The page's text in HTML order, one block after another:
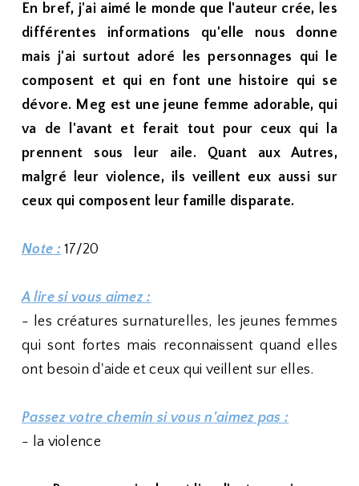
En bref, j'ai aimé le monde que l'auteur crée, les
différentes informations qu'elle nous donne
mais j'ai surtout adoré les personnages qui le
composent et qui en font une histoire qui se
dévore. Meg est une jeune femme adorable, qui
va de l'avant et ferait tout pour ceux qui la
prennent sous leur aile. Quant aux Autres,
malgré leur violence, ils veillent eux aussi sur
ceux qui composent leur famille disparate.
Note : 17/20
A lire si vous aimez :
- les créatures surnaturelles, les jeunes femmes
qui sont fortes mais reconnaissent quand elles
ont besoin d'aide et ceux qui veillent sur elles.
Passez votre chemin si vous n'aimez pas :
- la violence